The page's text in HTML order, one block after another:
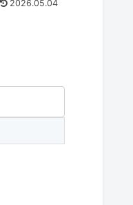
2026.05.04